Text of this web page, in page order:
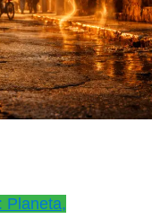
Planeta,